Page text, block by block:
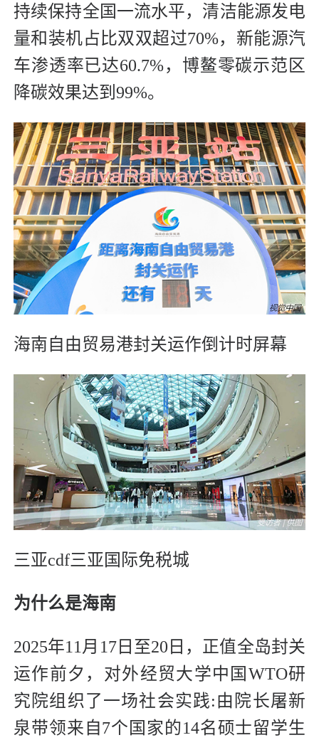
持续保持全国一流水平，清洁能源发电
量和装机占比双双超过70%，新能源汽
车渗透率已达60.7%，博鳌零碳示范区
降碳效果达到99%。
海南自由贸易港封关运作倒计时屏幕
三亚cdf三亚国际免税城
为什么是海南
2025年11月17日至20日，正值全岛封关
运作前夕，对外经贸大学中国WTO研
究院组织了一场社会实践:由院长屠新
泉带领来自7个国家的14名硕士留学生